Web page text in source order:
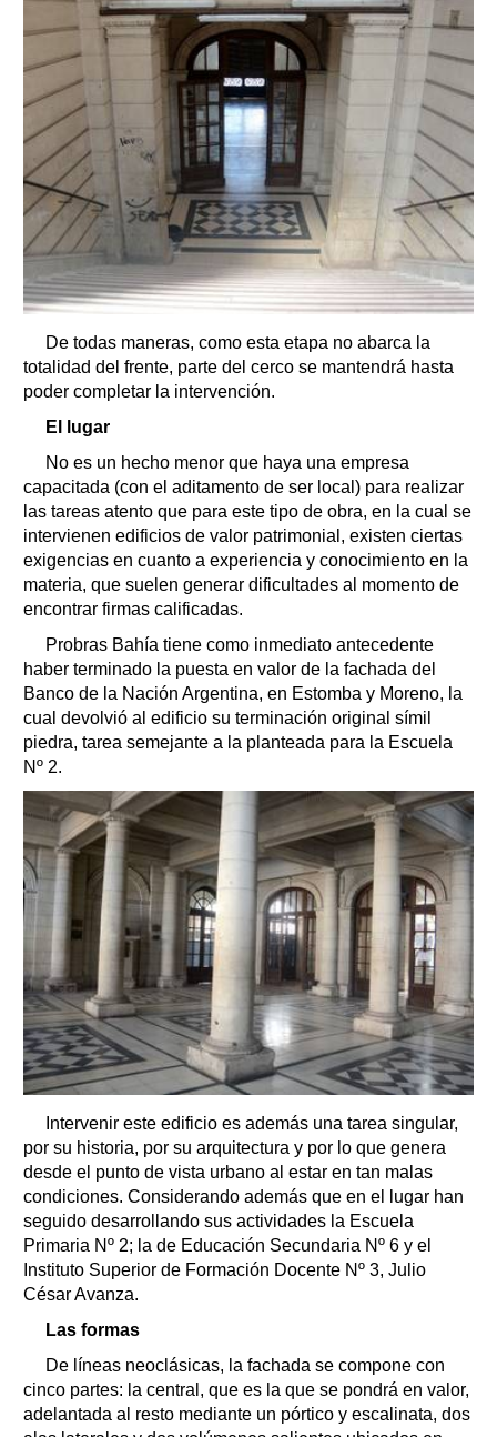
De todas maneras, como esta etapa no abarca la
totalidad del frente, parte del cerco se mantendrá hasta
poder completar la intervención.
El lugar
No es un hecho menor que haya una empresa
capacitada (con el aditamento de ser local) para realizar
las tareas atento que para este tipo de obra, en la cual se
intervienen edificios de valor patrimonial, existen ciertas
exigencias en cuanto a experiencia y conocimiento en la
materia, que suelen generar dificultades al momento de
encontrar firmas calificadas.
Probras Bahía tiene como inmediato antecedente
haber terminado la puesta en valor de la fachada del
Banco de la Nación Argentina, en Estomba y Moreno, la
cual devolvió al edificio su terminación original símil
piedra, tarea semejante a la planteada para la Escuela
Nº 2.
Intervenir este edificio es además una tarea singular,
por su historia, por su arquitectura y por lo que genera
desde el punto de vista urbano al estar en tan malas
condiciones. Considerando además que en el lugar han
seguido desarrollando sus actividades la Escuela
Primaria Nº 2; la de Educación Secundaria Nº 6 y el
Instituto Superior de Formación Docente Nº 3, Julio
César Avanza.
Las formas
De líneas neoclásicas, la fachada se compone con
cinco partes: la central, que es la que se pondrá en valor,
adelantada al resto mediante un pórtico y escalinata, dos